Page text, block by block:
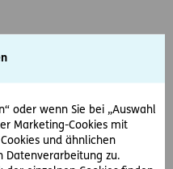
oder wenn Sie bei „Auswahl
Marketing-Cookies mit
und ähnlichen
Datenverarbeitung zu.